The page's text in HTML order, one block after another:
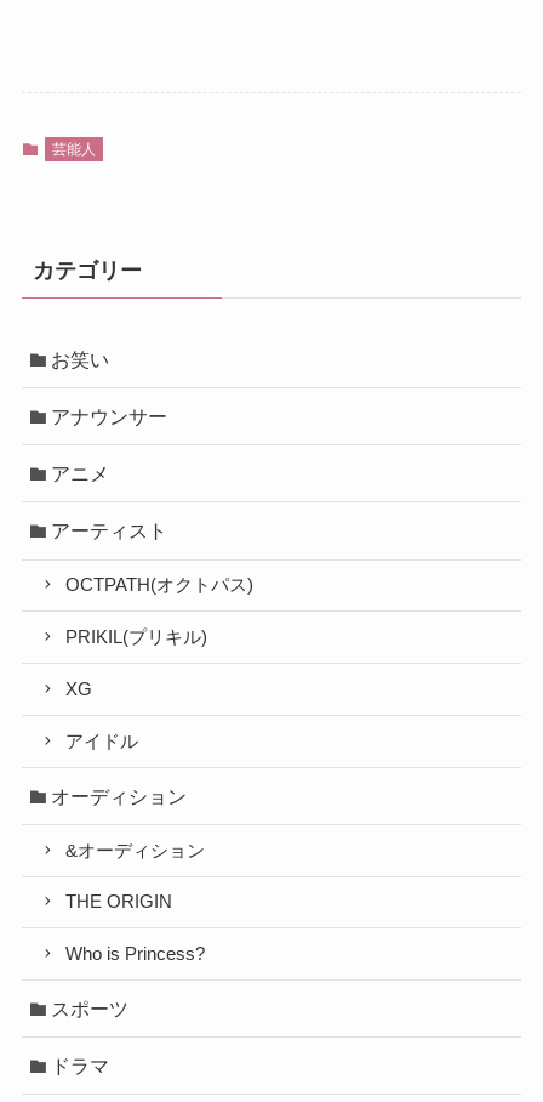
芸能人
カテゴリー
お笑い
アナウンサー
アニメ
アーティスト
OCTPATH(オクトパス)
PRIKIL(プリキル)
XG
アイドル
オーディション
&オーディション
THE ORIGIN
Who is Princess?
スポーツ
ドラマ